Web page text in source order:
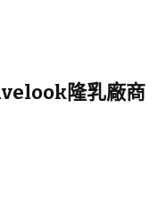
隆乳廠商